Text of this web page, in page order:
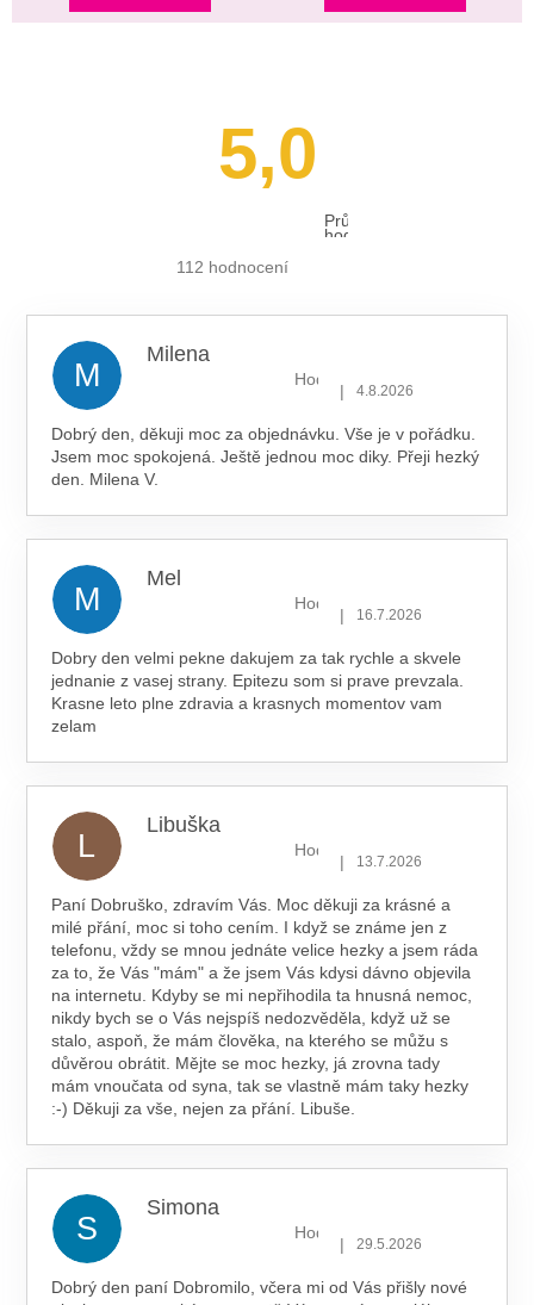
5,0
Průměrné
hodnocení
112 hodnocení
M
Milena
Hodnocení obchodu je 5 z 5
| 4.8.2026
Dobrý den, děkuji moc za objednávku. Vše je v pořádku.
Jsem moc spokojená. Ještě jednou moc diky. Přeji hezký
den. Milena V.
M
Mel
Hodnocení obchodu je 5 z 5
| 16.7.2026
Dobry den velmi pekne dakujem za tak rychle a skvele
jednanie z vasej strany. Epitezu som si prave prevzala.
Krasne leto plne zdravia a krasnych momentov vam
zelam
L
Libuška
Hodnocení obchodu je 5 z 5
| 13.7.2026
Paní Dobruško, zdravím Vás. Moc děkuji za krásné a
milé přání, moc si toho cením. I když se známe jen z
telefonu, vždy se mnou jednáte velice hezky a jsem ráda
za to, že Vás "mám" a že jsem Vás kdysi dávno objevila
na internetu. Kdyby se mi nepřihodila ta hnusná nemoc,
nikdy bych se o Vás nejspíš nedozvěděla, když už se
stalo, aspoň, že mám člověka, na kterého se můžu s
důvěrou obrátit. Mějte se moc hezky, já zrovna tady
mám vnoučata od syna, tak se vlastně mám taky hezky
:-) Děkuji za vše, nejen za přání. Libuše.
S
Simona
Hodnocení obchodu je 5 z 5
| 29.5.2026
Dobrý den paní Dobromilo, včera mi od Vás přišly nové